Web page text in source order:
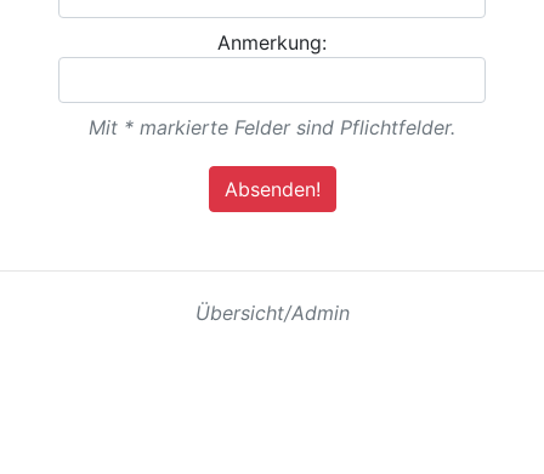
Anmerkung:
Mit * markierte Felder sind Pflichtfelder.
Übersicht/Admin